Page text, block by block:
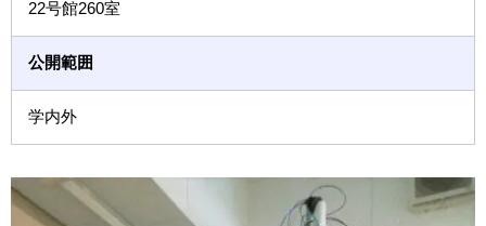
22号館260室
公開範囲
学内外